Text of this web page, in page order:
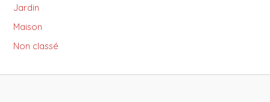
Jardin
Maison
Non classé